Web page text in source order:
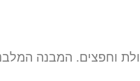
וחפצים. המבנה